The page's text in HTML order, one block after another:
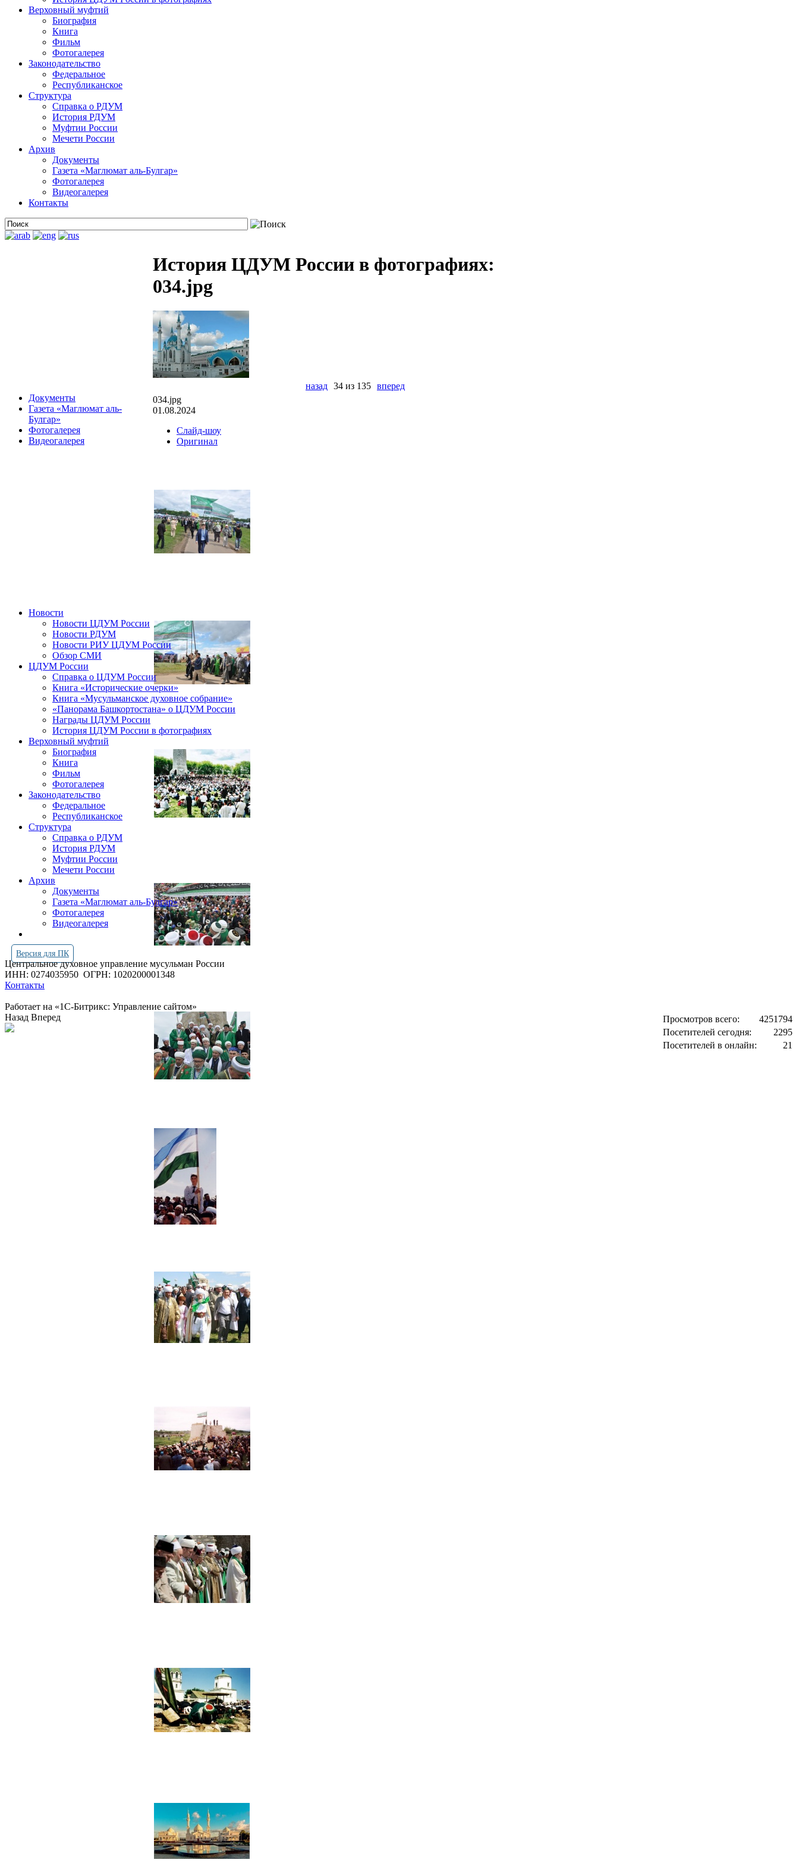
Верховный муфтий
Биография
Книга
Фильм
Фотогалерея
Законодательство
Федеральное
Республиканское
Структура
Справка о РДУМ
История РДУМ
Муфтии России
Мечети России
Архив
Документы
Газета «Маглюмат аль-Булгар»
Фотогалерея
Видеогалерея
Контакты
Документы
Газета «Маглюмат аль-
Булгар»
Фотогалерея
Видеогалерея
История ЦДУМ России в фотографиях:
034.jpg
назад 34 из 135 вперед
034.jpg
01.08.2024
Слайд-шоу
Оригинал
Новости
Новости ЦДУМ России
Новости РДУМ
Новости РИУ ЦДУМ России
Обзор СМИ
ЦДУМ России
Справка о ЦДУМ России
Книга «Исторические очерки»
Книга «Мусульманское духовное собрание»
«Панорама Башкортостана» о ЦДУМ России
Награды ЦДУМ России
История ЦДУМ России в фотографиях
Верховный муфтий
Биография
Книга
Фильм
Фотогалерея
Законодательство
Федеральное
Республиканское
Структура
Справка о РДУМ
История РДУМ
Муфтии России
Мечети России
Архив
Документы
Газета «Маглюмат аль-Булгар»
Фотогалерея
Видеогалерея
Версия для ПК
Центральное духовное управление мусульман России
ИНН: 0274035950 ОГРН: 1020200001348
Контакты
Работает на «1С-Битрикс: Управление сайтом»
Просмотров всего:
4251794
Посетителей сегодня:
2295
Посетителей в онлайн:
21
Назад Вперед